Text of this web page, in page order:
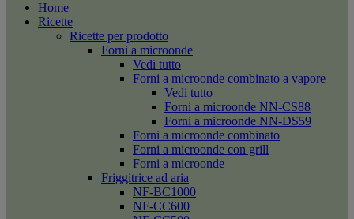
Home
Ricette
Ricette per prodotto
Forni a microonde
Vedi tutto
Forni a microonde combinato a vapore
Vedi tutto
Forni a microonde NN-CS88
Forni a microonde NN-DS59
Forni a microonde combinato
Forni a microonde con grill
Forni a microonde
Friggitrice ad aria
NF-BC1000
NF-CC600